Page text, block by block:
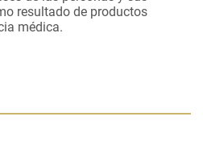
resultado de productos
médica.